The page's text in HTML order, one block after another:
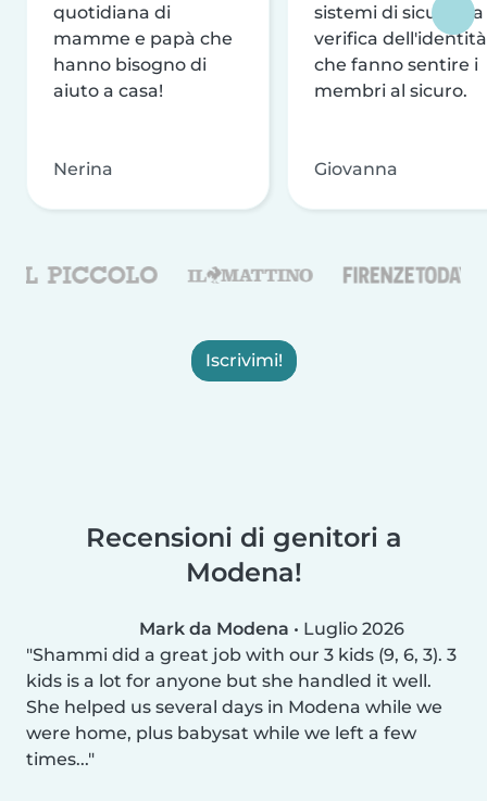
quotidiana di
mamme e papà che
hanno bisogno di
aiuto a casa!
Nerina
sistemi di sicurezza
verifica dell'identità
che fanno sentire i
membri al sicuro.
Giovanna
Iscrivimi!
Recensioni di genitori a
Modena!
Mark da Modena • Luglio 2026
Shammi did a great job with our 3 kids (9, 6, 3). 3
kids is a lot for anyone but she handled it well.
She helped us several days in Modena while we
were home, plus babysat while we left a few
times...